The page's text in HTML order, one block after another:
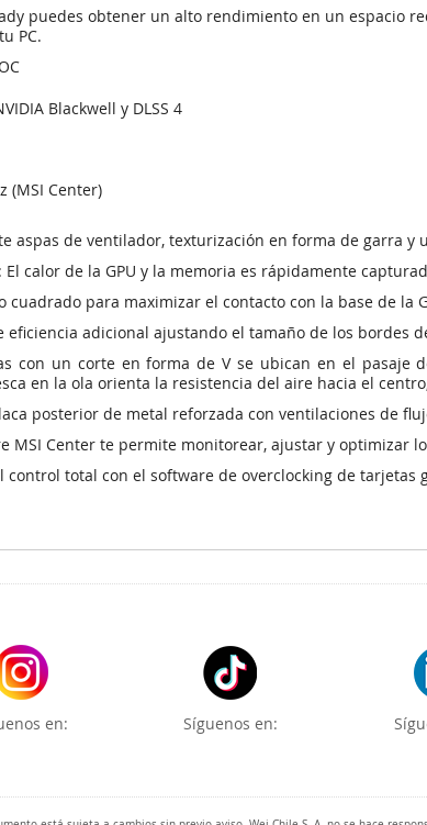
puedes obtener un alto rendimiento en un
PC.
Blackwell y DLSS 4
(MSI Center)
aspas de ventilador, texturización en forma de garra
El calor de la GPU y la memoria es rápidamente
cuadrado para maximizar el contacto con la base de la
eficiencia adicional ajustando el tamaño de los bordes
con un corte en forma de V se ubican en el
en la ola orienta la resistencia del aire hacia el
posterior de metal reforzada con ventilaciones de
MSI Center te permite monitorear, ajustar y optimizar
control total con el software de overclocking de
en: Síguenos en: